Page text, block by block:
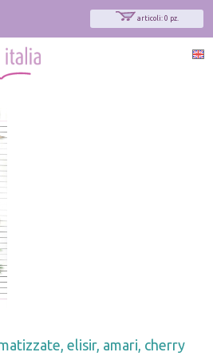
articoli: 0 pz.
elisir, amari, cherry